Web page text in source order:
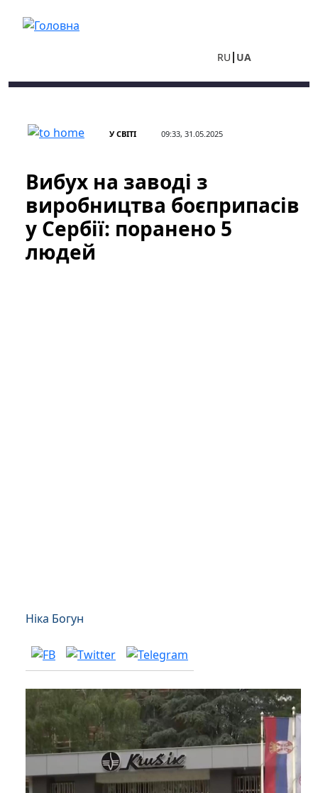
RU UA
У СВІТІ 09:33, 31.05.2025
Вибух на заводі з
виробництва боєприпасів
у Сербії: поранено 5
людей
Ніка Богун